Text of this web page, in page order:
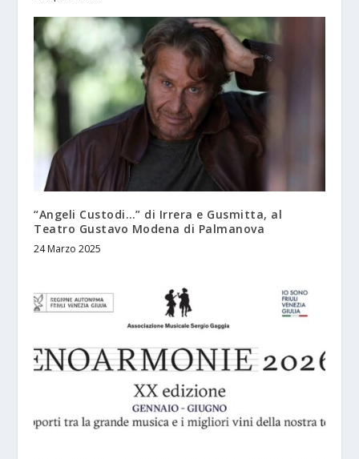
“Angeli Custodi…” di Irrera e Gusmitta, al
Teatro Gustavo Modena di Palmanova
24 Marzo 2025